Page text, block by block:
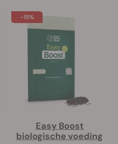
-15%
Easy Boost
biologische voeding